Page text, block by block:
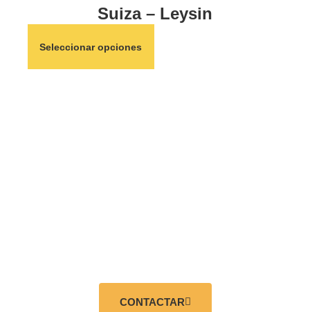
Suiza – Leysin
Seleccionar opciones
CONTACTAR